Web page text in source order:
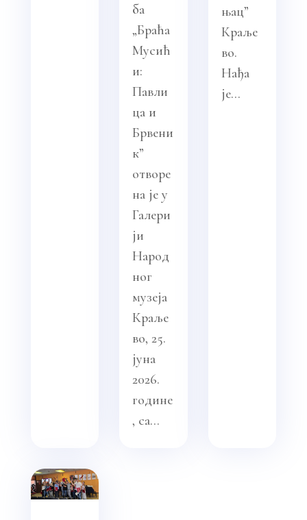
ба
„Браћа
Мусић
и:
Павли
ца и
Брвени
к”
отворе
на је у
Галери
ји
Народ
ног
музеја
Краље
во, 25.
јуна
2026.
године
, са...
њац”
Краље
во.
Нађа
је...